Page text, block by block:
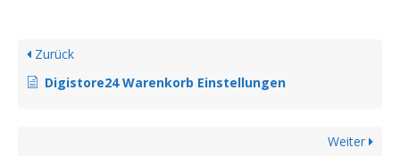
Zurück
Digistore24 Warenkorb Einstellungen
Weiter